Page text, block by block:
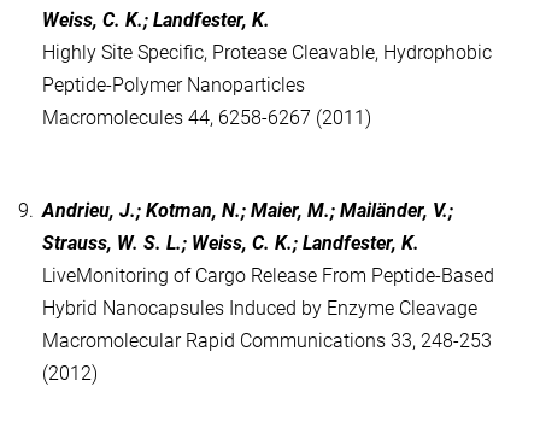
Weiss, C. K.; Landfester, K.
Highly Site Specific, Protease Cleavable, Hydrophobic
Peptide-Polymer Nanoparticles
Macromolecules 44, 6258-6267 (2011)
9. Andrieu, J.; Kotman, N.; Maier, M.; Mailänder, V.;
Strauss, W. S. L.; Weiss, C. K.; Landfester, K.
LiveMonitoring of Cargo Release From Peptide-Based
Hybrid Nanocapsules Induced by Enzyme Cleavage
Macromolecular Rapid Communications 33, 248-253
(2012)